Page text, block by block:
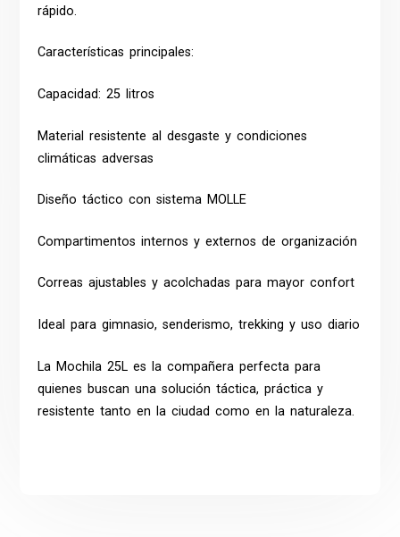
rápido.
Características principales:
Capacidad: 25 litros
Material resistente al desgaste y condiciones
climáticas adversas
Diseño táctico con sistema MOLLE
Compartimentos internos y externos de organización
Correas ajustables y acolchadas para mayor confort
Ideal para gimnasio, senderismo, trekking y uso diario
La Mochila 25L es la compañera perfecta para
quienes buscan una solución táctica, práctica y
resistente tanto en la ciudad como en la naturaleza.